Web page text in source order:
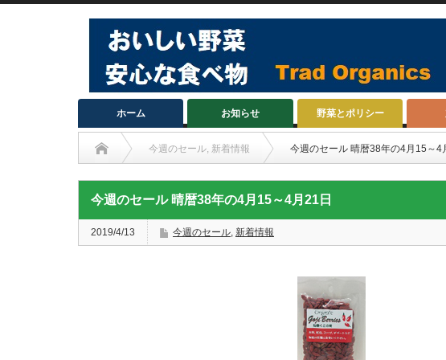
ホーム お知らせ 野菜とポリシー
今週のセール, 新着情報 今週のセール 晴暦38年の4月15～4
今週のセール 晴暦38年の4月15～4月21日
2019/4/13 今週のセール, 新着情報